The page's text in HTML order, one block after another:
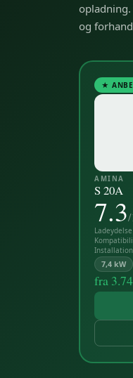
og
★
AMINA
S 20A
7.3
Ladeydelse
Installation
7,4 kW
fra